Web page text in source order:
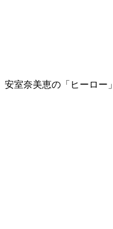
安室奈美恵の「ヒーロー」